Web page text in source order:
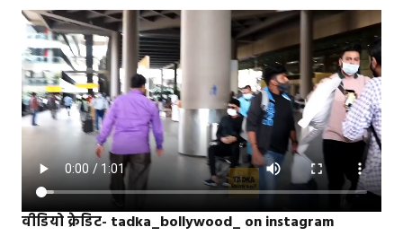
वीडियो क्रेडिट- tadka_bollywood_ on instagram